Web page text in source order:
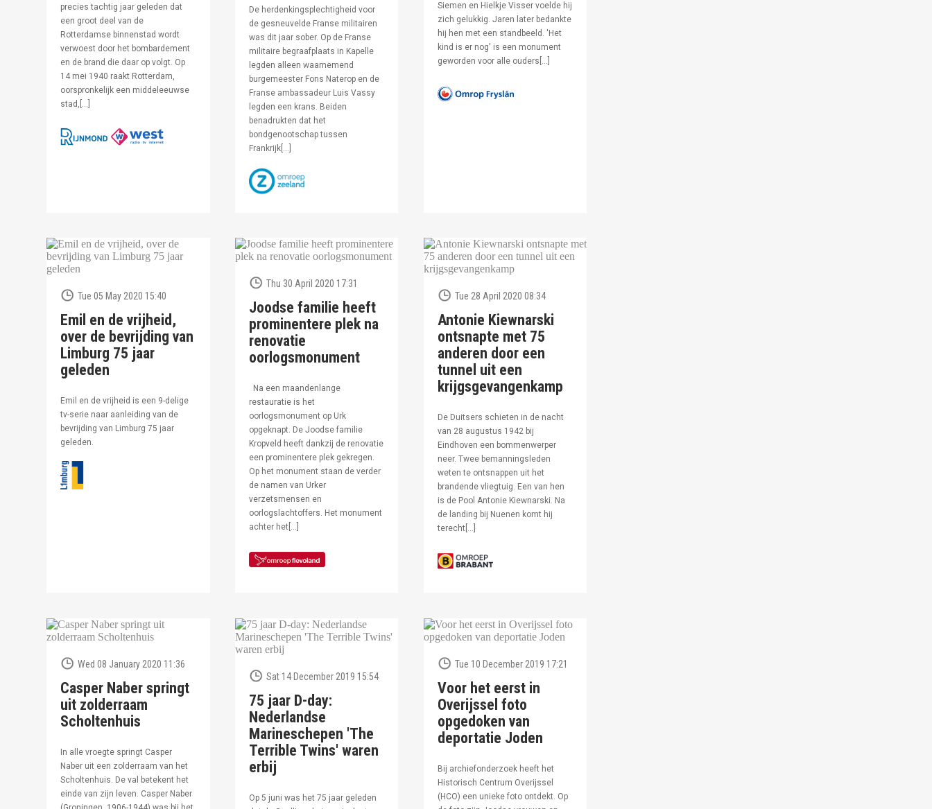
precies tachtig jaar geleden dat
een groot deel van de
Rotterdamse binnenstad wordt
verwoest door het bombardement
en de brand die daar op volgt. Op
14 mei 1940 raakt Rotterdam,
oorspronkelijk een middeleeuwse
stad,[…]
De herdenkingsplechtigheid voor
de gesneuvelde Franse militairen
was dit jaar sober. Op de Franse
militaire begraafplaats in Kapelle
legden alleen waarnemend
burgemeester Fons Naterop en de
Franse ambassadeur Luis Vassy
legden een krans. Beiden
benadrukten dat het
bondgenootschap tussen
Frankrijk[…]
Siemen en Hielkje Visser voelde hij
zich gelukkig. Jaren later bedankte
hij hen met een standbeeld. 'Het
kind is er nog' is een monument
geworden voor alle ouders[…]
Tue 05 May 2020 15:40
Emil en de vrijheid,
over de bevrijding van
Limburg 75 jaar
geleden
Emil en de vrijheid is een 9-delige
tv-serie naar aanleiding van de
bevrijding van Limburg 75 jaar
geleden.
Thu 30 April 2020 17:31
Joodse familie heeft
prominentere plek na
renovatie
oorlogsmonument
Na een maandenlange
restauratie is het
oorlogsmonument op Urk
opgeknapt. De Joodse familie
Kropveld heeft dankzij de renovatie
een prominentere plek gekregen.
Op het monument staan de verder
de namen van Urker
verzetsmensen en
oorlogslachtoffers. Het monument
achter het[…]
Tue 28 April 2020 08:34
Antonie Kiewnarski
ontsnapte met 75
anderen door een
tunnel uit een
krijgsgevangenkamp
De Duitsers schieten in de nacht
van 28 augustus 1942 bij
Eindhoven een bommenwerper
neer. Twee bemanningsleden
weten te ontsnappen uit het
brandende vliegtuig. Een van hen
is de Pool Antonie Kiewnarski. Na
de landing bij Nuenen komt hij
terecht[…]
Wed 08 January 2020 11:36
Casper Naber springt
uit zolderraam
Scholtenhuis
In alle vroegte springt Casper
Naber uit een zolderraam van het
Scholtenhuis. De val betekent het
einde van zijn leven. Casper Naber
Sat 14 December 2019 15:54
75 jaar D-day:
Nederlandse
Marineschepen 'The
Terrible Twins' waren
erbij
Op 5 juni was het 75 jaar geleden
Tue 10 December 2019 17:21
Voor het eerst in
Overijssel foto
opgedoken van
deportatie Joden
Bij archiefonderzoek heeft het
Historisch Centrum Overijssel
(HCO) een unieke foto ontdekt. Op